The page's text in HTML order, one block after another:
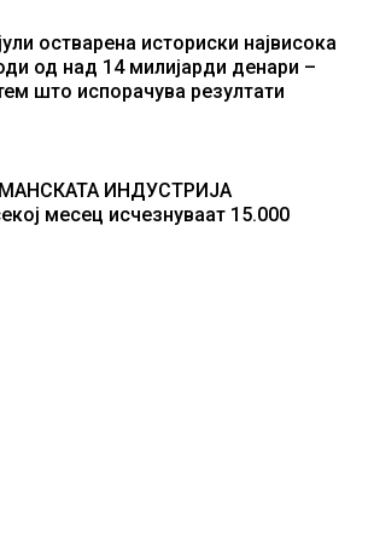
остварена историски највисока
од над 14 милијарди денари –
што испорачува резултати
ИНДУСТРИЈА
месец исчезнуваат 15.000